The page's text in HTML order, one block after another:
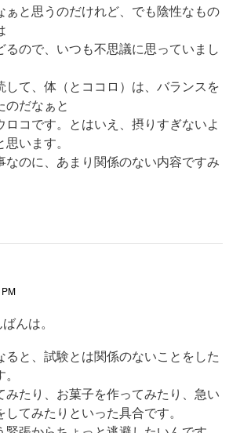
ぁと思うのだけれど、でも陰性なもの
るので、いつも不思議に思っていまし
して、体（とココロ）は、バランスを
のだなぁと
ロコです。とはいえ、摂りすぎないよ
います。
なのに、あまり関係のない内容ですみ
んは。
ると、試験とは関係のないことをした
みたり、お菓子を作ってみたり、急い
してみたりといった具合です。